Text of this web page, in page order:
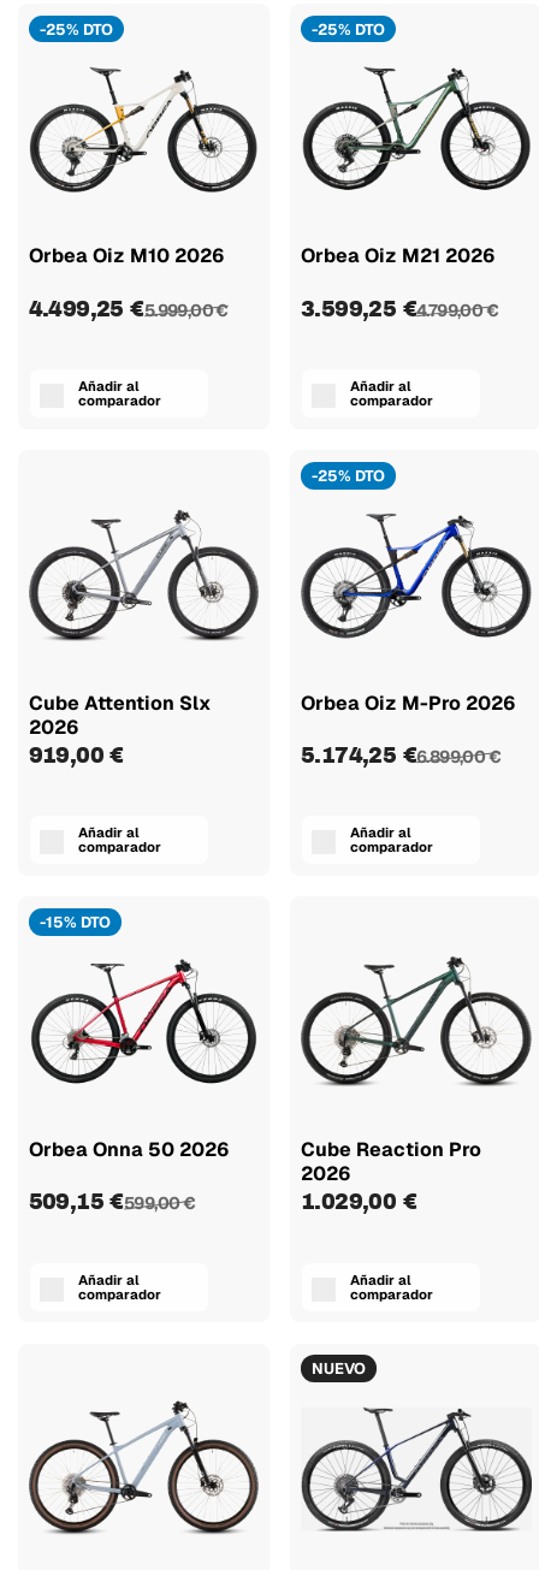
-25% DTO
Orbea Oiz M10 2026
4.499,25 €5.999,00 €
Añadir al
comparador
-25% DTO
Orbea Oiz M21 2026
3.599,25 €4.799,00 €
Añadir al
comparador
Cube Attention Slx
2026
919,00 €
Añadir al
comparador
-25% DTO
Orbea Oiz M-Pro 2026
5.174,25 €6.899,00 €
Añadir al
comparador
-15% DTO
Orbea Onna 50 2026
509,15 €599,00 €
Añadir al
comparador
Cube Reaction Pro
2026
1.029,00 €
Añadir al
comparador
NUEVO